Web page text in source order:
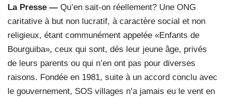
La Presse — Qu’en sait-on réellement? Une ONG
caritative à but non lucratif, à caractère social et non
religieux, étant communément appelée «Enfants de
Bourguiba», ceux qui sont, dés leur jeune âge, privés
de leurs parents ou qui n’en ont pas pour diverses
raisons. Fondée en 1981, suite à un accord conclu avec
le gouvernement, SOS villages n’a jamais eu le vent en